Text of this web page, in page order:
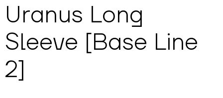
Uranus Long
Sleeve [Base Line
2]